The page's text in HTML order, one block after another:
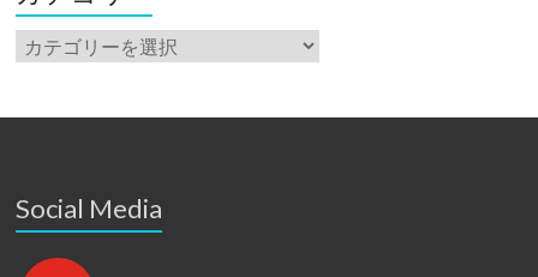
ブ
カ
テ
リ
Social Media